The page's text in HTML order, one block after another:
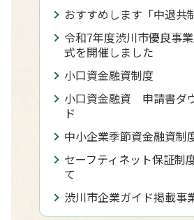
おすすめします「中退共
令和7年度渋川市優良事
式を開催しました
小口資金融資制度
小口資金融資 申請書ダ
ド
中小企業季節資金融資制
セーフティネット保証制
て
渋川市企業ガイド掲載事